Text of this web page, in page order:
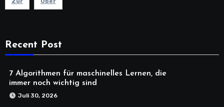
Recent Post
7 Algorithmen für maschinelles Lernen, die
immer noch wichtig sind
Juli 30, 2026